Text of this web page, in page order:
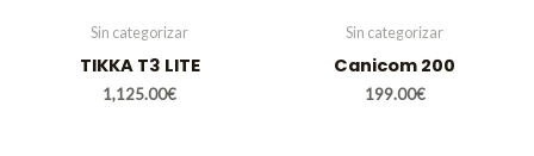
Sin categorizar
TIKKA T3 LITE
1,125.00€
Sin categorizar
Canicom 200
199.00€